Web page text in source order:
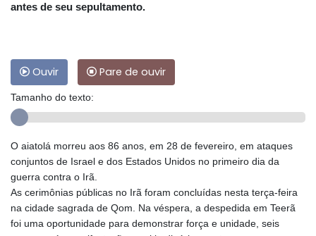
antes de seu sepultamento.
Ouvir Pare de ouvir
Tamanho do texto:
O aiatolá morreu aos 86 anos, em 28 de fevereiro, em ataques
conjuntos de Israel e dos Estados Unidos no primeiro dia da
guerra contra o Irã.
As cerimônias públicas no Irã foram concluídas nesta terça-feira
na cidade sagrada de Qom. Na véspera, a despedida em Teerã
foi uma oportunidade para demonstrar força e unidade, seis